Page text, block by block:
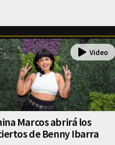
Marcos abrirá los
de Benny Ibarra